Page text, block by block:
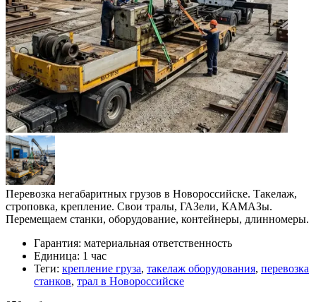
Перевозка негабаритных грузов в Новороссийске. Такелаж,
строповка, крепление. Свои тралы, ГАЗели, КАМАЗы.
Перемещаем станки, оборудование, контейнеры, длинномеры.
Гарантия: материальная ответственность
Единица: 1 час
Теги: крепление груза, такелаж оборудования, перевозка
станков, трал в Новороссийске